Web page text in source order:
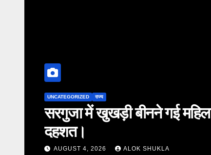
UNCATEGORIZED राज्य
सरगुजा में खुखड़ी बीनने गई
दहशत।
AUGUST 4, 2026 ALOK SHUKLA